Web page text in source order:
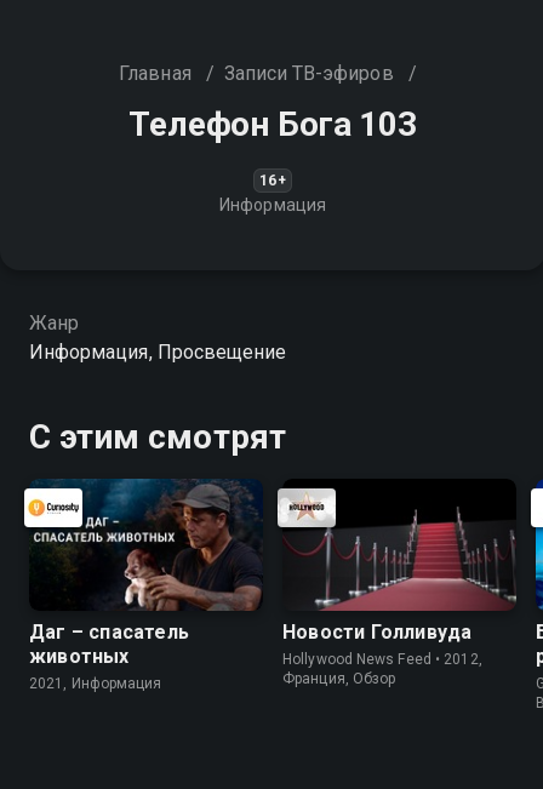
Главная / Записи ТВ-эфиров /
Телефон Бога 103
16+
Информация
Жанр
Информация, Просвещение
С этим смотрят
Даг – спасатель
животных
2021, Информация
Новости Голливуда
Hollywood News Feed • 2012,
Франция, Обзор